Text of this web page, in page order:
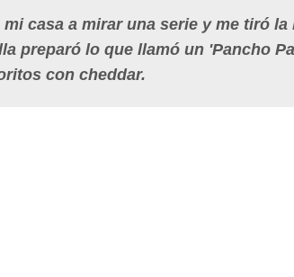
casa a mirar una serie y me tiró la
preparó lo que llamó un 'Pancho
con cheddar.